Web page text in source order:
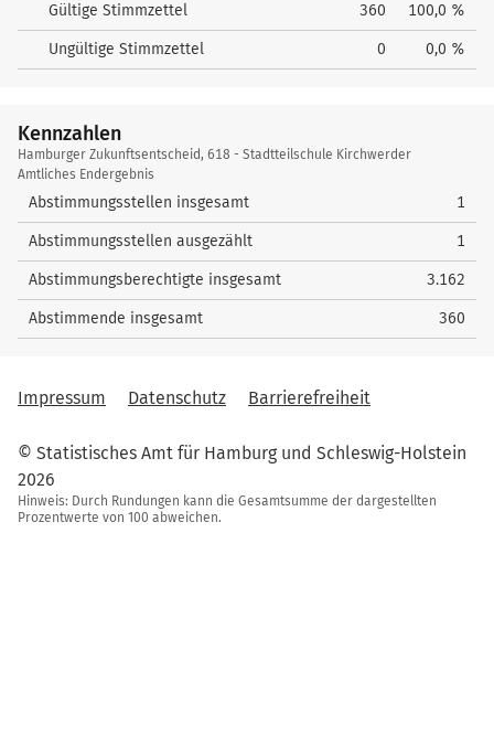
Gültige Stimmzettel 360 100,0 %
Ungültige Stimmzettel 0 0,0 %
Kennzahlen
Kennzahlen
Hamburger Zukunftsentscheid, 618 - Stadtteilschule Kirchwerder
Amtliches Endergebnis
Abstimmungsstellen insgesamt 1
Abstimmungsstellen ausgezählt 1
Abstimmungsberechtigte insgesamt 3.162
Abstimmende insgesamt 360
Impressum Datenschutz Barrierefreiheit
© Statistisches Amt für Hamburg und Schleswig-Holstein
2026
Hinweis: Durch Rundungen kann die Gesamtsumme der dargestellten
Prozentwerte von 100 abweichen.